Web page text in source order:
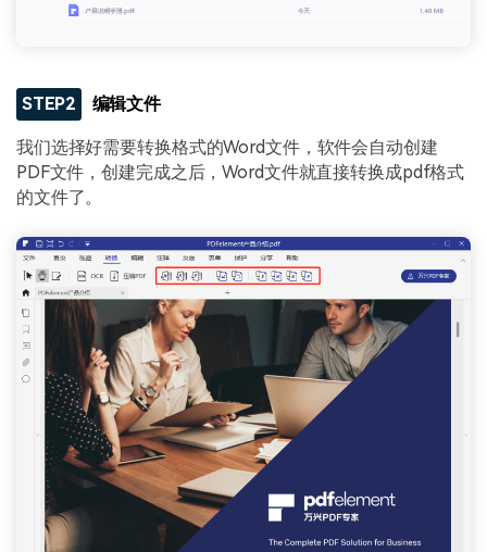
STEP2 编辑文件
我们选择好需要转换格式的Word文件，软件会自动创建
PDF文件，创建完成之后，Word文件就直接转换成pdf格式
的文件了。